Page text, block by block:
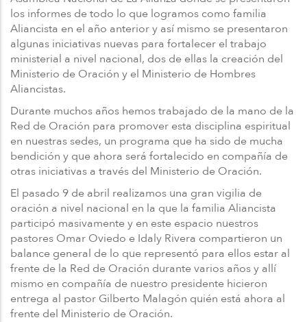
los informes de todo lo que logramos como familia
Aliancista en el año anterior y así mismo se presentaron
algunas iniciativas nuevas para fortalecer el trabajo
ministerial a nivel nacional, dos de ellas la creación del
Ministerio de Oración y el Ministerio de Hombres
Aliancistas.
Durante muchos años hemos trabajado de la mano de la
Red de Oración para promover esta disciplina espiritual
en nuestras sedes, un programa que ha sido de mucha
bendición y que ahora será fortalecido en compañía de
otras iniciativas a través del Ministerio de Oración.
El pasado 9 de abril realizamos una gran vigilia de
oración a nivel nacional en la que la familia Aliancista
participó masivamente y en este espacio nuestros
pastores Omar Oviedo e Idaly Rivera compartieron un
balance general de lo que representó para ellos estar al
frente de la Red de Oración durante varios años y allí
mismo en compañía de nuestro presidente hicieron
entrega al pastor Gilberto Malagón quién está ahora al
frente del Ministerio de Oración.